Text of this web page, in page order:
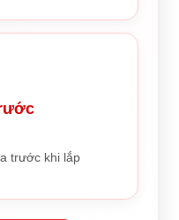
trước khi lắp